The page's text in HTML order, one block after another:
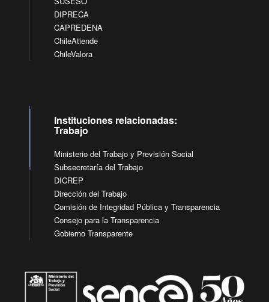
DIPRECA
CAPREDENA
ChileAtiende
ChileValora
Instituciones relacionadas:
Trabajo
Ministerio del Trabajo y Previsión Social
Subsecretaría del Trabajo
DICREP
Dirección del Trabajo
Comisión de Integridad Pública y Transparencia
Consejo para la Transparencia
Gobierno Transparente